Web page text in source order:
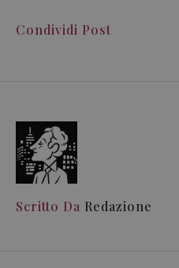
Condividi Post
Scritto Da Redazione